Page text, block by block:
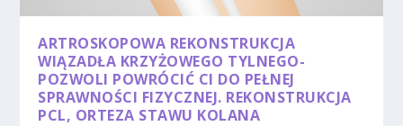
ARTROSKOPOWA REKONSTRUKCJA
WIĄZADŁA KRZYŻOWEGO TYLNEGO-
POZWOLI POWRÓCIĆ CI DO PEŁNEJ
SPRAWNOŚCI FIZYCZNEJ. REKONSTRUKCJA
PCL, ORTEZA STAWU KOLANA